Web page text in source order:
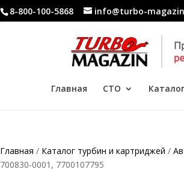
8-800-100-5868 info@turbo-
Главная СТО Каталог
Главная / Каталог турбин и картриджей /
700830-0001, 7700107795